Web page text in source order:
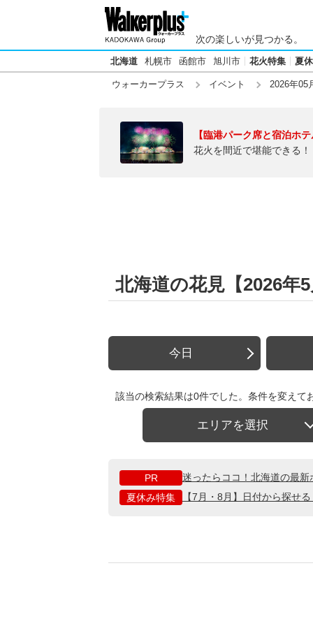
次の楽しいが見つかる。
北海道 札幌市 函館市 旭川市 花火特集 夏
ウォーカープラス イベント 2026年05
【臨港パーク席と宿泊ホ
花火を間近で堪能できる
北海道の花見【2026年
今日
該当の検索結果は0件でした。条件を変えて
エリアを選択
PR
迷ったらココ！北海道の最
夏休み特集
【7月・8月】日付から探せ